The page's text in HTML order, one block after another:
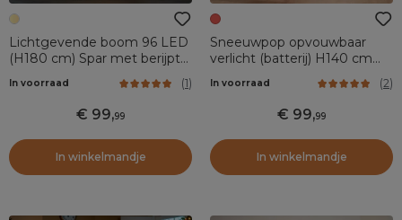
Lichtgevende boom 96 LED
(H180 cm) Spar met berijpte
In voorraad (1)
99,99
In winkelmandje
Sneeuwpop opvouwbaar
verlicht (batterij) H140 cm
In voorraad (2)
99,99
In winkelmandje